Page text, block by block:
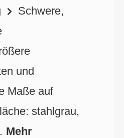
Schwere,
und
Maße auf
stahlgrau,
Mehr